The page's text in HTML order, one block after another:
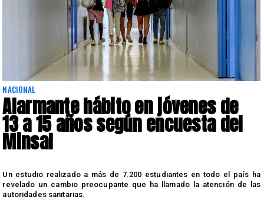
NACIONAL
Alarmante hábito en jóvenes de
13 a 15 años según encuesta del
Minsal
Un estudio realizado a más de 7.200 estudiantes en todo el país ha
revelado un cambio preocupante que ha llamado la atención de las
autoridades sanitarias.